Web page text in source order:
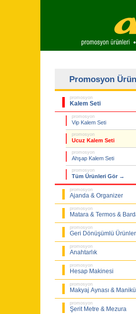
Promosyon
promosyon
Kalem Seti
promosyon
Vip Kalem Seti
promosyon
Ucuz Kalem Seti
promosyon
Ahşap Kalem Seti
promosyon
Tüm Ürünleri Gör →
promosyon
Ajanda & Organizer
promosyon
Matara & Termos &
promosyon
Geri Dönüşümlü Ürünler
promosyon
Anahtarlık
promosyon
Hesap Makinesi
promosyon
Makyaj Aynası &
promosyon
Şerit Metre & Mezura